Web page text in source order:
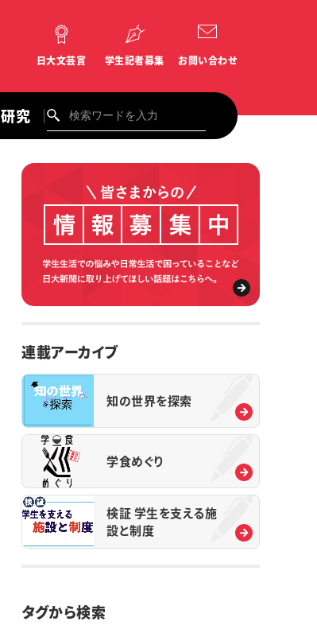
日大文芸賞 学生記者募集 お問い合わせ
研究
連載アーカイブ
知の世界を探索
学食めぐり
検証 学生を支える施
設と制度
タグから検索